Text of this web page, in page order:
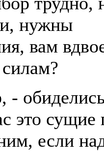
нужны
вам
это сущие
если